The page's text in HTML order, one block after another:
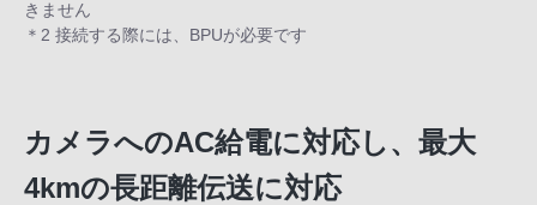
きません
＊2 接続する際には、BPUが必要です
カメラへのAC給電に対応し、最大
4kmの長距離伝送に対応